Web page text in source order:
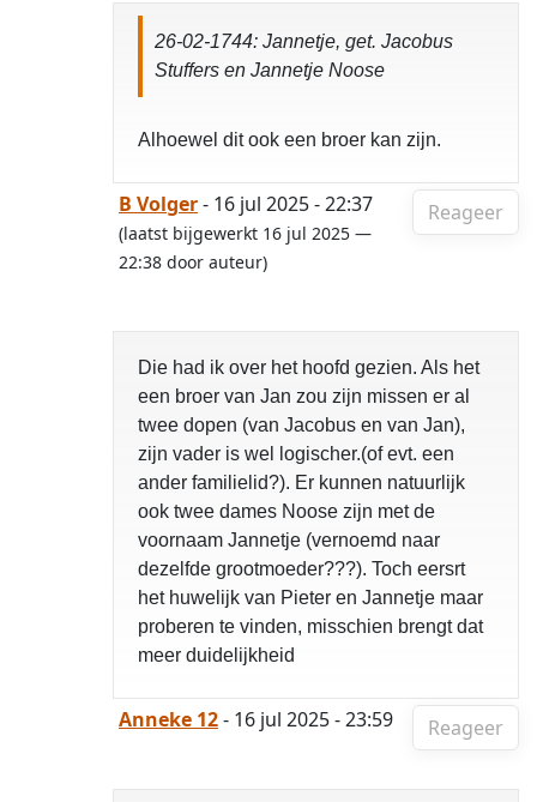
26-02-1744: Jannetje, get. Jacobus
Stuffers en Jannetje Noose
Alhoewel dit ook een broer kan zijn.
Reageer
B Volger- 16 jul 2025 - 22:37
(laatst bijgewerkt 16 jul 2025 —
22:38 door auteur)
Die had ik over het hoofd gezien. Als het
een broer van Jan zou zijn missen er al
twee dopen (van Jacobus en van Jan),
zijn vader is wel logischer.(of evt. een
ander familielid?). Er kunnen natuurlijk
ook twee dames Noose zijn met de
voornaam Jannetje (vernoemd naar
dezelfde grootmoeder???). Toch eersrt
het huwelijk van Pieter en Jannetje maar
proberen te vinden, misschien brengt dat
meer duidelijkheid
Reageer
Anneke 12- 16 jul 2025 - 23:59